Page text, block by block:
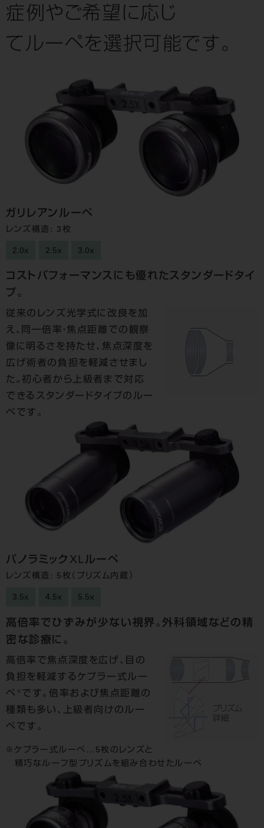
症例やご希望に応じ
てルーペを選択可能です。
ガリレアンルーペ
レンズ構造: 3枚
2.0x 2.5x 3.0x
コストパフォーマンスにも優れたスタンダードタイ
プ。
従来のレンズ光学式に改良を加
え、同一倍率・焦点距離での観察
像に明るさを持たせ、焦点深度を
広げ術者の負担を軽減させまし
た。初心者から上級者まで対応
できるスタンダードタイプのルー
ペです。
パノラミックXLルーペ
レンズ構造: 5枚（プリズム内蔵）
3.5x 4.5x 5.5x
高倍率でひずみが少ない視界。外科領域などの精
密な診療に。
高倍率で焦点深度を広げ、目の
負担を軽減するケプラー式ルー
ペ
です。倍率および焦点距離の
種類も多い、上級者向けのルー
ペです。
ケプラー式ルーペ…5枚のレンズと
精巧なルーフ型プリズムを組み合わせたルーペ